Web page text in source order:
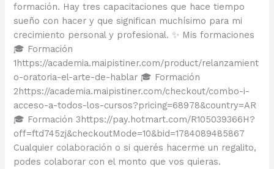
formación. Hay tres capacitaciones que hace tiempo
sueño con hacer y que significan muchísimo para mi
crecimiento personal y profesional. ✨ Mis formaciones
🎓 Formación
1https://academia.maipistiner.com/product/relanzamient
o-oratoria-el-arte-de-hablar 🎓 Formación
2https://academia.maipistiner.com/checkout/combo-i-
acceso-a-todos-los-cursos?pricing=68978&country=AR
🎓 Formación 3https://pay.hotmart.com/R105039366H?
off=ftd745zj&checkoutMode=10&bid=1784089485867
Cualquier colaboración o si querés hacerme un regalito,
podes colaborar con el monto que vos quieras.